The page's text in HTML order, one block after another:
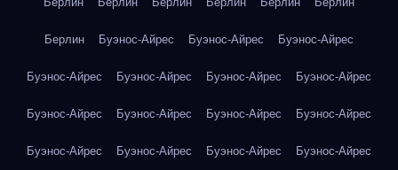
Берлин Буэнос-Айрес Буэнос-Айрес Буэнос-Айрес
Буэнос-Айрес Буэнос-Айрес Буэнос-Айрес Буэнос-Айрес
Буэнос-Айрес Буэнос-Айрес Буэнос-Айрес Буэнос-Айрес
Буэнос-Айрес Буэнос-Айрес Буэнос-Айрес Буэнос-Айрес